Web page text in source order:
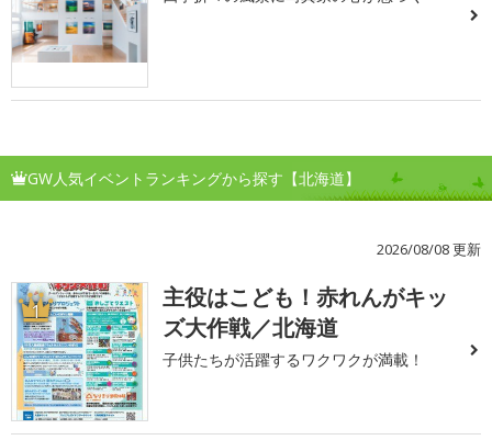
GW人気イベントランキングから探す【北海道】
2026/08/08 更新
1
主役はこども！赤れんがキッ
ズ大作戦／北海道
子供たちが活躍するワクワクが満載！